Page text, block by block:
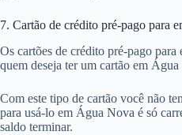
7. Cartão de crédito pré-pago para
Os cartões de crédito pré-pago para
quem deseja ter um cartão em
Com este tipo de cartão você não
para usá-lo em Água Nova é só
saldo terminar.